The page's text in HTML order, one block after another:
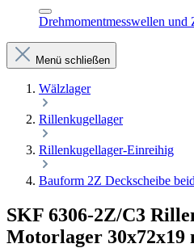
Drehmomentmesswellen und
Menü schließen
Wälzlager
Rillenkugellager
Rillenkugellager-Einreihig
Bauform 2Z Deckscheibe
SKF 6306-2Z/C3
Motorlager 30x72x19